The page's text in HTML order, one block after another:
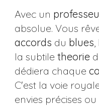
Avec un
absolue. Vous
accords du blues
la subtile theorie
dédiera chaque
C'est la voie
envies précises